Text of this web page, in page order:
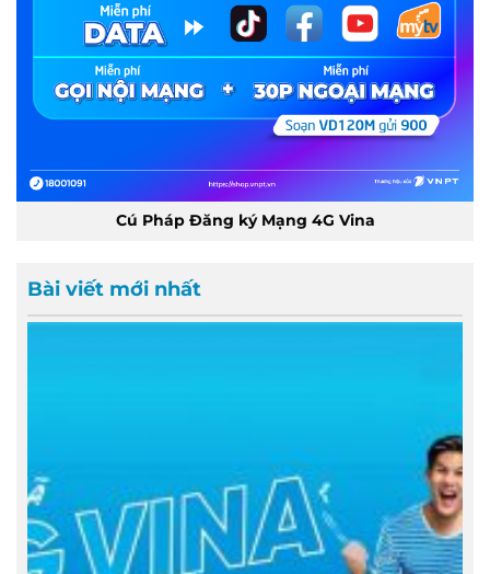
Cú Pháp Đăng ký Mạng 4G Vina
Bài viết mới nhất